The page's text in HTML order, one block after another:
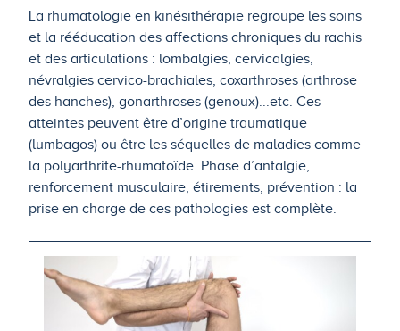
La rhumatologie en kinésithérapie regroupe les soins
et la rééducation des affections chroniques du rachis
et des articulations : lombalgies, cervicalgies,
névralgies cervico-brachiales, coxarthroses (arthrose
des hanches), gonarthroses (genoux)...etc. Ces
atteintes peuvent être d’origine traumatique
(lumbagos) ou être les séquelles de maladies comme
la polyarthrite-rhumatoïde. Phase d’antalgie,
renforcement musculaire, étirements, prévention : la
prise en charge de ces pathologies est complète.